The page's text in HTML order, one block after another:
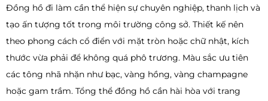
Đồng hồ đi làm cần thể hiện sự chuyên nghiệp, thanh lịch và
tạo ấn tượng tốt trong môi trường công sở. Thiết kế nên
theo phong cách cổ điển với mặt tròn hoặc chữ nhật, kích
thước vừa phải để không quá phô trương. Màu sắc ưu tiên
các tông nhã nhặn như bạc, vàng hồng, vàng champagne
hoặc gam trầm. Tổng thể đồng hồ cần hài hòa với trang